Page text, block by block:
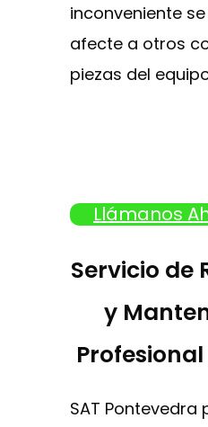
inconveniente
afecte a otros
piezas del
Llámanos
Servicio de
y
SAT Pontevedra